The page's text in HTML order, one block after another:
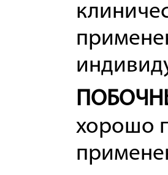
хорошо